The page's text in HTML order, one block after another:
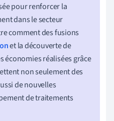
pour renforcer la
dans le secteur
comment des fusions
et la découverte de
économies réalisées grâce
non seulement des
de nouvelles
de traitements